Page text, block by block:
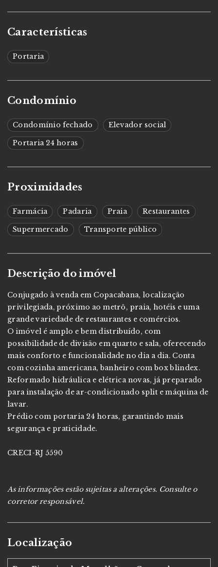
Características
Portaria
Condomínio
Condomínio fechado Elevador social
Portaria 24 horas
Proximidades
Farmácia Padaria Praia Restaurantes
Supermercado Transporte público
Descrição do imóvel
Conjugado à venda em Copacabana, localização
privilegiada, próximo ao metrô, praia, hotéis e uma
grande variedade de restaurantes e comércios.
O imóvel é amplo e bem distribuído, com
possibilidade de divisão em quarto e sala, oferecendo
mais conforto e funcionalidade no dia a dia. Conta
com cozinha americana, banheiro com box blindex.
Reformado hidráulica e elétrica novas, já preparado
para instalação de ar-condicionado split e máquina de
lavar.
Prédio com portaria 24 horas, garantindo mais
segurança e praticidade.
CRECI-RJ 5590
As informações estão sujeitas a alterações. Consulte o
corretor responsável.
Localização